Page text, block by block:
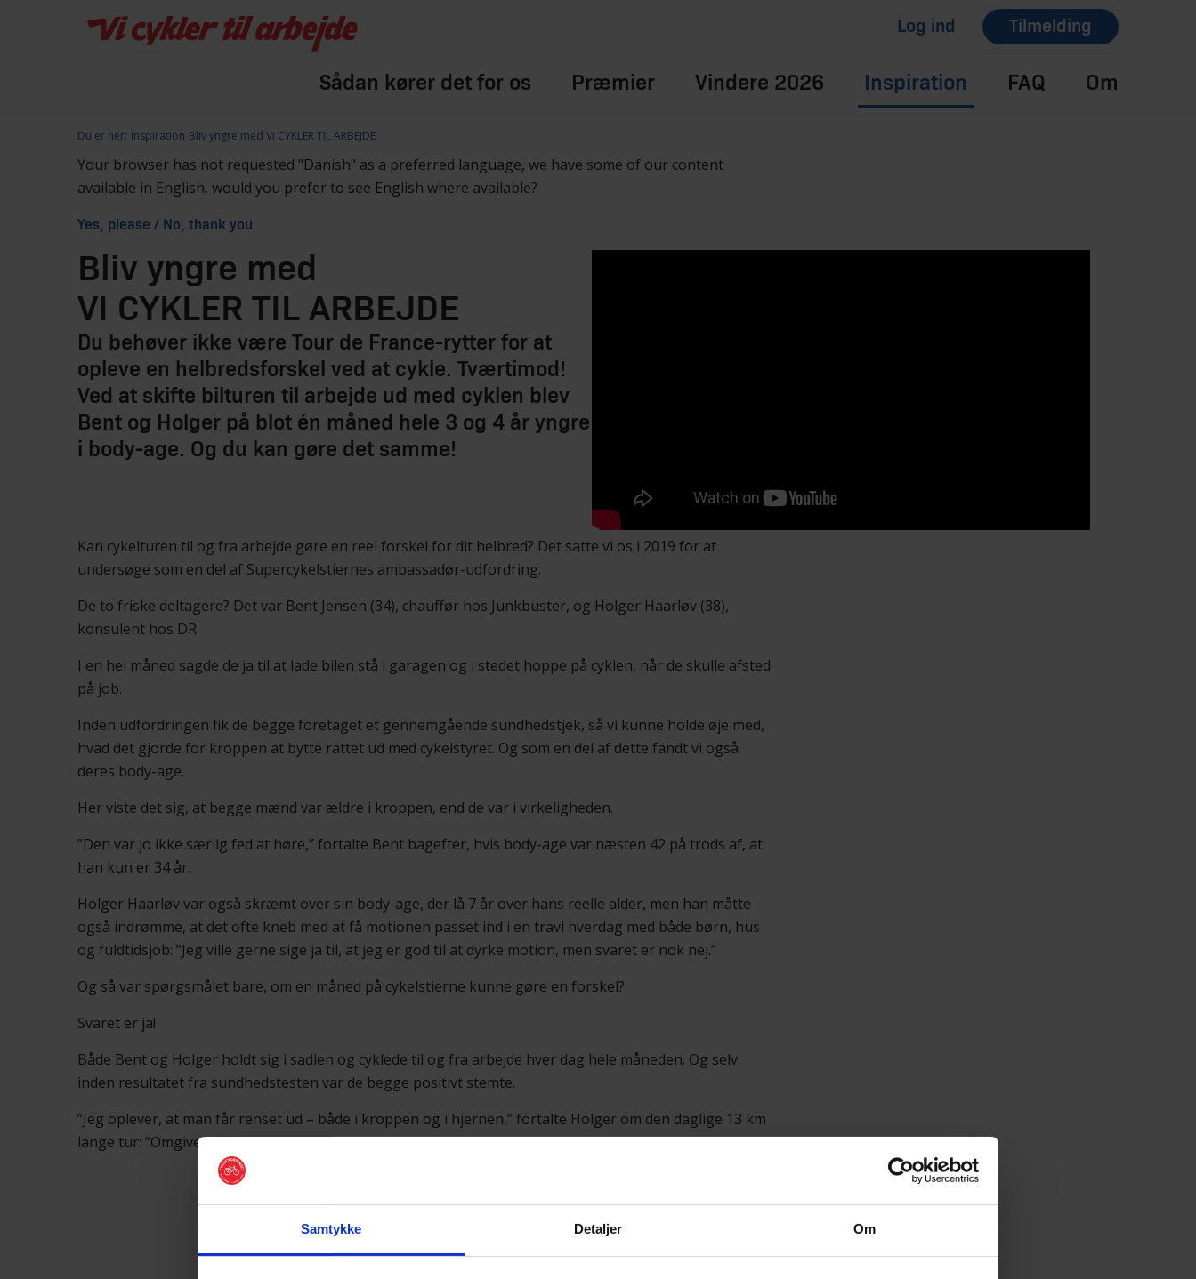
Samtykke Detaljer Om
Log ind Tilmelding
Sådan kører det for os Præmier Vindere 2026 Inspiration FAQ Om
Du er her: Inspiration Bliv yngre med VI CYKLER TIL ARBEJDE
Your browser has not requested "Danish" as a preferred language, we have some of our content
available in English, would you prefer to see English where available?
Yes, please / No, thank you
Bliv yngre med
VI CYKLER TIL ARBEJDE
Du behøver ikke være Tour de France-rytter for at
opleve en helbredsforskel ved at cykle. Tværtimod!
Ved at skifte bilturen til arbejde ud med cyklen blev
Bent og Holger på blot én måned hele 3 og 4 år yngre
i body-age. Og du kan gøre det samme!
Kan cykelturen til og fra arbejde gøre en reel forskel for dit helbred? Det satte vi os i 2019 for at
undersøge som en del af Supercykelstiernes ambassadør-udfordring.
De to friske deltagere? Det var Bent Jensen (34), chauffør hos Junkbuster, og Holger Haarløv (38),
konsulent hos DR.
I en hel måned sagde de ja til at lade bilen stå i garagen og i stedet hoppe på cyklen, når de skulle afsted
på job.
Inden udfordringen fik de begge foretaget et gennemgående sundhedstjek, så vi kunne holde øje med,
hvad det gjorde for kroppen at bytte rattet ud med cykelstyret. Og som en del af dette fandt vi også
deres body-age.
Her viste det sig, at begge mænd var ældre i kroppen, end de var i virkeligheden.
”Den var jo ikke særlig fed at høre,” fortalte Bent bagefter, hvis body-age var næsten 42 på trods af, at
han kun er 34 år.
Holger Haarløv var også skræmt over sin body-age, der lå 7 år over hans reelle alder, men han måtte
også indrømme, at det ofte kneb med at få motionen passet ind i en travl hverdag med både børn, hus
og fuldtidsjob: ”Jeg ville gerne sige ja til, at jeg er god til at dyrke motion, men svaret er nok nej.”
Og så var spørgsmålet bare, om en måned på cykelstierne kunne gøre en forskel?
Svaret er ja!
Både Bent og Holger holdt sig i sadlen og cyklede til og fra arbejde hver dag hele måneden. Og selv
inden resultatet fra sundhedstesten var de begge positivt stemte.
”Jeg oplever, at man får renset ud – både i kroppen og i hjernen,” fortalte Holger om den daglige 13 km
lange tur: ”Omgivelserne. Naturen. Miljøet omkring en. Det er jo noget, der er med til at løfte humøret.”
”Jeg oplever, at man får renset ud – både i kroppen og i hjernen.